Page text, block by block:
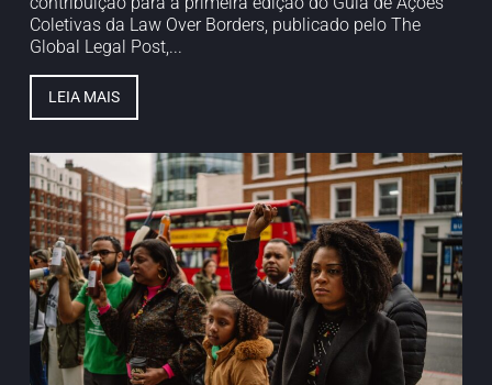
Coletivas da Law Over Borders, publicado pelo The
Global Legal Post,...
LEIA MAIS